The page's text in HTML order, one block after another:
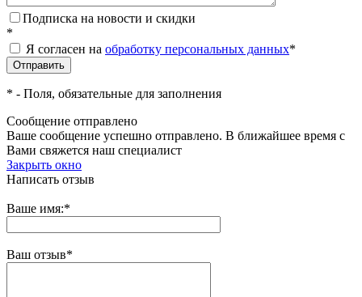
Подписка на новости и скидки
*
Я согласен на обработку персональных данных*
* - Поля, обязательные для заполнения
Сообщение отправлено
Ваше сообщение успешно отправлено. В ближайшее время с
Вами свяжется наш специалист
Закрыть окно
Написать отзыв
Ваше имя:*
Ваш отзыв*